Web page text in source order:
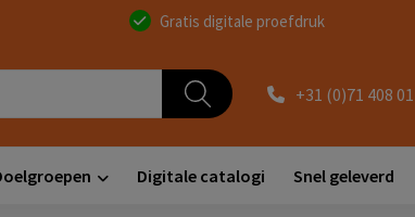
Gratis digitale proefdruk
+31 (0)71 408
Digitale catalogi Snel geleverd